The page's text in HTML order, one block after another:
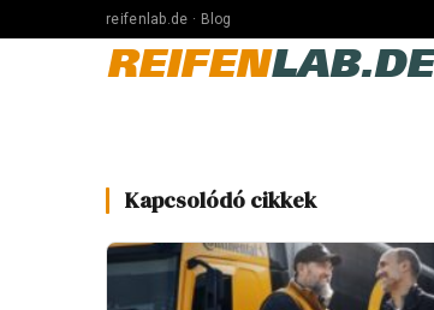
reifenlab.de · Blog
REIFENLAB.DE
Kapcsolódó cikkek